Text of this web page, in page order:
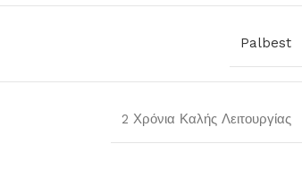
Palbest
2 Χρόνια Καλής Λειτουργίας